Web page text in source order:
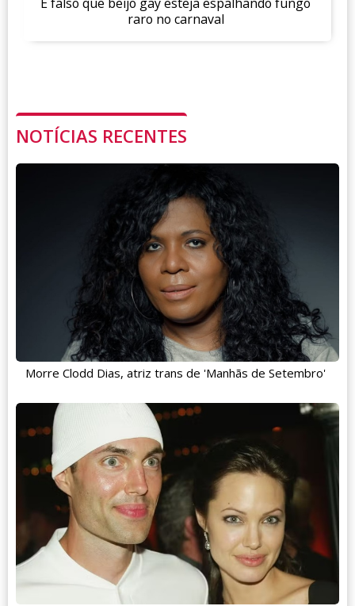
raro no carnaval
NOTÍCIAS RECENTES
Morre Clodd Dias, atriz trans de 'Manhãs de Setembro'